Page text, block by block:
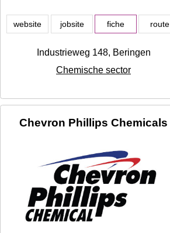
website jobsite fiche route
Industrieweg 148, Beringen
Chemische sector
Chevron Phillips Chemicals